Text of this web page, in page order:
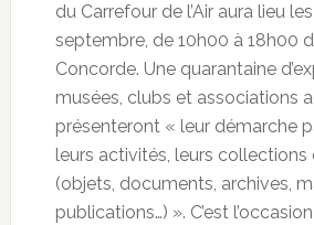
du Carrefour de l’Air aura lieu
septembre, de 10h00 à 18h00
Concorde. Une quarantaine
musées, clubs et associations
présenteront « leur démarche
leurs activités, leurs collections
(objets, documents, archives,
publications…) ». C’est